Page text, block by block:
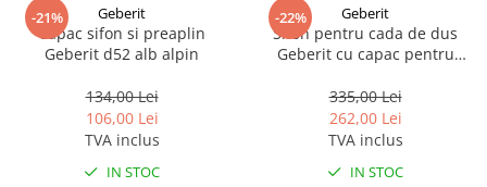
-21% Geberit
Capac sifon si preaplin
Geberit d52 alb alpin
134,00 Lei
106,00 Lei
TVA inclus
IN STOC
-22% Geberit
Sifon pentru cada de dus
Geberit cu capac pentru
335,00 Lei
262,00 Lei
TVA inclus
IN STOC